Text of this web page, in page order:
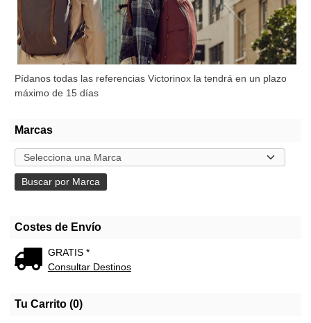
Pídanos todas las referencias Victorinox la tendrá en un plazo
máximo de 15 días
Marcas
Costes de Envío
GRATIS *
Consultar Destinos
Tu Carrito (0)